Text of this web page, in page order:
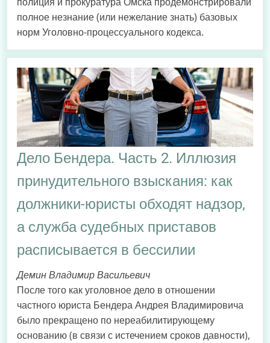
полное незнание (или нежелание знать) базовых
норм Уголовно-процессуального кодекса.
Дело Бендера. Часть 2. Иллюзия
принудительного взыскания: как
должники-юристы обходят надзор,
а служба судебных приставов
расписывается в бессилии
Демин Владимир Васильевич
После того как уголовное дело в отношении
частного юриста Бендера Андрея Владимировича
было прекращено по нереабилитирующему
основанию (в связи с истечением сроков давности),